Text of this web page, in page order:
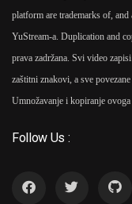
platform are trademarks of, and
YuStream-a. Duplication and
prava zadržana. Svi video
zaštitni znakovi, a sve
Umnožavanje i kopiranje ovoga
Follow Us :